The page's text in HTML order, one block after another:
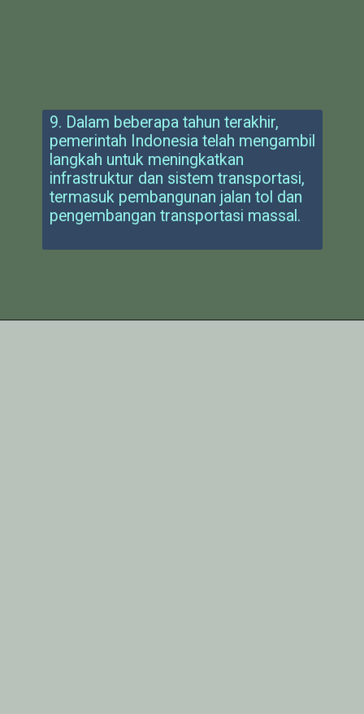
9. Dalam beberapa tahun terakhir,
pemerintah Indonesia telah mengambil
langkah untuk meningkatkan
infrastruktur dan sistem transportasi,
termasuk pembangunan jalan tol dan
pengembangan transportasi massal.